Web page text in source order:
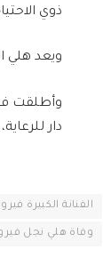
ذوي
ويعد هلي
وأطلقت
دار
الفنانة الكبيرة
وفاة هلي نجل